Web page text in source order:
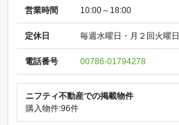
営業時間 10:00～18:00
定休日 毎週水曜日・月２回火曜日
電話番号 00786-01794278
ニフティ不動産での掲載物件
購入物件:96件